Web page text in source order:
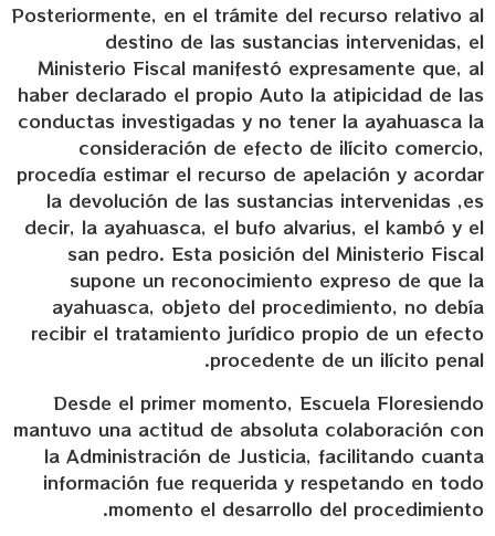
Posteriormente, en el trámite del recurso relativo al
destino de las sustancias intervenidas, el
Ministerio Fiscal manifestó expresamente que, al
haber declarado el propio Auto la atipicidad de las
conductas investigadas y no tener la ayahuasca la
consideración de efecto de ilícito comercio,
procedía estimar el recurso de apelación y acordar
la devolución de las sustancias intervenidas ,es
decir, la ayahuasca, el bufo alvarius, el kambó y el
san pedro. Esta posición del Ministerio Fiscal
supone un reconocimiento expreso de que la
ayahuasca, objeto del procedimiento, no debía
recibir el tratamiento jurídico propio de un efecto
procedente de un ilícito penal.
Desde el primer momento, Escuela Floresiendo
mantuvo una actitud de absoluta colaboración con
la Administración de Justicia, facilitando cuanta
información fue requerida y respetando en todo
momento el desarrollo del procedimiento.